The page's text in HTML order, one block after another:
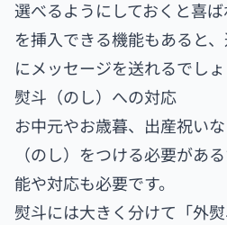
選べるようにしておくと喜
を挿入できる機能もあると
にメッセージを送れるでしょ
熨斗（のし）への対応
お中元やお歳暮、出産祝い
（のし）をつける必要があ
能や対応も必要です。
熨斗には大きく分けて「外